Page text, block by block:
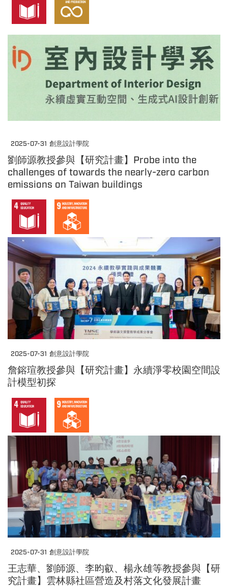
2025-07-31 創意設計學院
劉師源教授參與【研究計畫】Probe into the
challenges of towards the nearly-zero carbon
emissions on Taiwan buildings
2025-07-31 創意設計學院
詹鎔瑄教授參與【研究計畫】永續淨零校園空間設
計模型初探
2025-07-31 創意設計學院
王志華、劉師源、李昀叡、楊永雄等教授參與【研
究計畫】雲林縣社區營造及村落文化發展計畫